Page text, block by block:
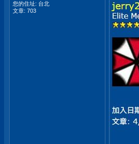
您的住址: 台北
文章: 703